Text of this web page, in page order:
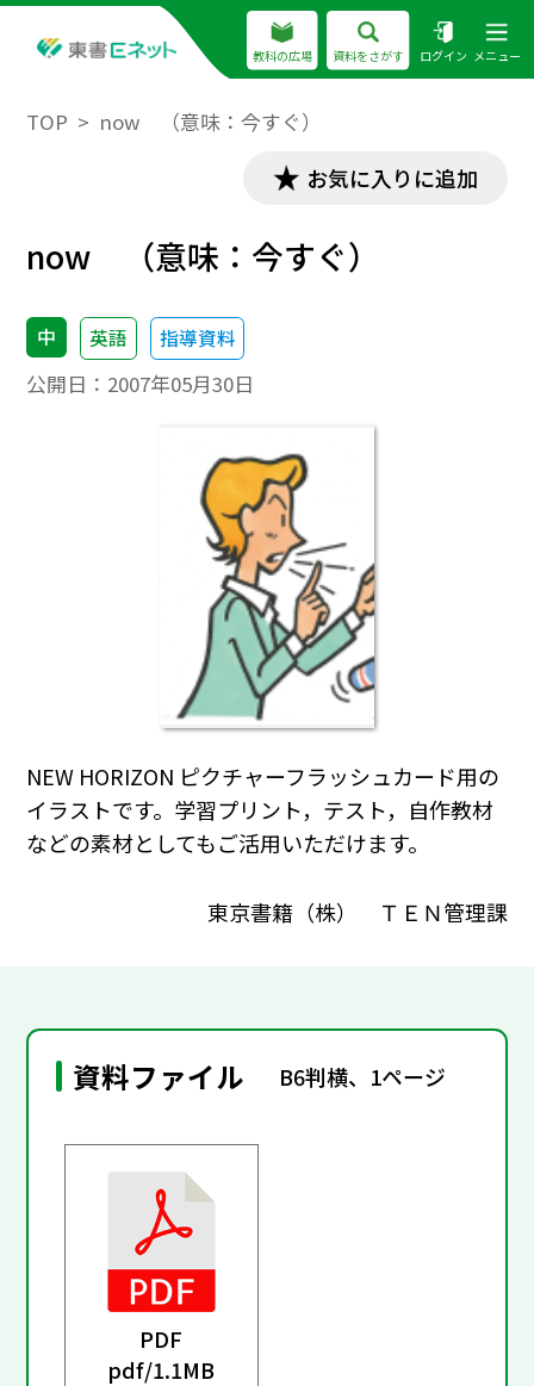
教科の広場 資料をさがす ログイン メニュー
TOP now （意味：今すぐ）
お気に入りに追加
now （意味：今すぐ）
中 英語 指導資料
公開日： 2007年05月30日
NEW HORIZON ピクチャーフラッシュカード用の
イラストです。学習プリント，テスト，自作教材
などの素材としてもご活用いただけます。
東京書籍（株） ＴＥＮ管理課
資料ファイル B6判横、1ページ
PDF
pdf/1.1MB